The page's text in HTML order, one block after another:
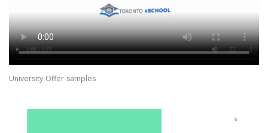
University-Offer-samples